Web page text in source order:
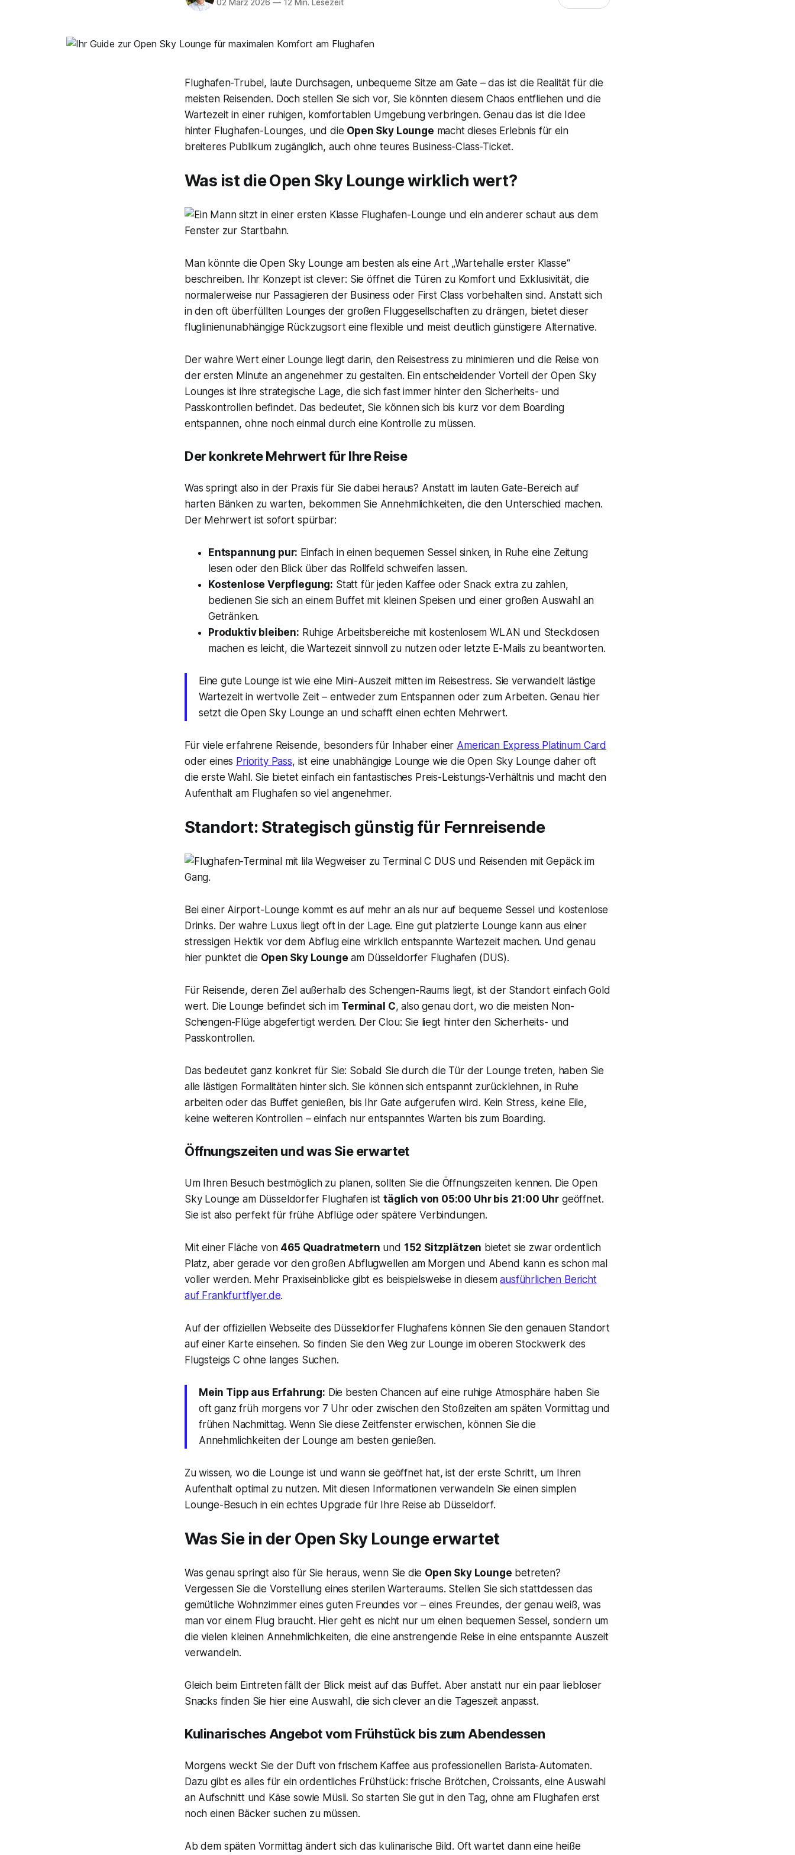
02 März 2026 —12 Min. Lesezeit
Flughafen-Trubel, laute Durchsagen, unbequeme Sitze am Gate – das ist die Realität für die
meisten Reisenden. Doch stellen Sie sich vor, Sie könnten diesem Chaos entfliehen und die
Wartezeit in einer ruhigen, komfortablen Umgebung verbringen. Genau das ist die Idee
hinter Flughafen-Lounges, und die Open Sky Lounge macht dieses Erlebnis für ein
breiteres Publikum zugänglich, auch ohne teures Business-Class-Ticket.
Was ist die Open Sky Lounge wirklich wert?
Man könnte die Open Sky Lounge am besten als eine Art „Wartehalle erster Klasse“
beschreiben. Ihr Konzept ist clever: Sie öffnet die Türen zu Komfort und Exklusivität, die
normalerweise nur Passagieren der Business oder First Class vorbehalten sind. Anstatt sich
in den oft überfüllten Lounges der großen Fluggesellschaften zu drängen, bietet dieser
fluglinienunabhängige Rückzugsort eine flexible und meist deutlich günstigere Alternative.
Der wahre Wert einer Lounge liegt darin, den Reisestress zu minimieren und die Reise von
der ersten Minute an angenehmer zu gestalten. Ein entscheidender Vorteil der Open Sky
Lounges ist ihre strategische Lage, die sich fast immer hinter den Sicherheits- und
Passkontrollen befindet. Das bedeutet, Sie können sich bis kurz vor dem Boarding
entspannen, ohne noch einmal durch eine Kontrolle zu müssen.
Der konkrete Mehrwert für Ihre Reise
Was springt also in der Praxis für Sie dabei heraus? Anstatt im lauten Gate-Bereich auf
harten Bänken zu warten, bekommen Sie Annehmlichkeiten, die den Unterschied machen.
Der Mehrwert ist sofort spürbar:
Entspannung pur: Einfach in einen bequemen Sessel sinken, in Ruhe eine Zeitung
lesen oder den Blick über das Rollfeld schweifen lassen.
Kostenlose Verpflegung: Statt für jeden Kaffee oder Snack extra zu zahlen,
bedienen Sie sich an einem Buffet mit kleinen Speisen und einer großen Auswahl an
Getränken.
Produktiv bleiben: Ruhige Arbeitsbereiche mit kostenlosem WLAN und Steckdosen
machen es leicht, die Wartezeit sinnvoll zu nutzen oder letzte E-Mails zu beantworten.
Eine gute Lounge ist wie eine Mini-Auszeit mitten im Reisestress. Sie verwandelt lästige
Wartezeit in wertvolle Zeit – entweder zum Entspannen oder zum Arbeiten. Genau hier
setzt die Open Sky Lounge an und schafft einen echten Mehrwert.
Für viele erfahrene Reisende, besonders für Inhaber einer American Express Platinum Card
oder eines Priority Pass, ist eine unabhängige Lounge wie die Open Sky Lounge daher oft
die erste Wahl. Sie bietet einfach ein fantastisches Preis-Leistungs-Verhältnis und macht den
Aufenthalt am Flughafen so viel angenehmer.
Standort: Strategisch günstig für Fernreisende
Bei einer Airport-Lounge kommt es auf mehr an als nur auf bequeme Sessel und kostenlose
Drinks. Der wahre Luxus liegt oft in der Lage. Eine gut platzierte Lounge kann aus einer
stressigen Hektik vor dem Abflug eine wirklich entspannte Wartezeit machen. Und genau
hier punktet die Open Sky Lounge am Düsseldorfer Flughafen (DUS).
Für Reisende, deren Ziel außerhalb des Schengen-Raums liegt, ist der Standort einfach Gold
wert. Die Lounge befindet sich im Terminal C, also genau dort, wo die meisten Non-
Schengen-Flüge abgefertigt werden. Der Clou: Sie liegt hinterden Sicherheits- und
Passkontrollen.
Das bedeutet ganz konkret für Sie: Sobald Sie durch die Tür der Lounge treten, haben Sie
alle lästigen Formalitäten hinter sich. Sie können sich entspannt zurücklehnen, in Ruhe
arbeiten oder das Buffet genießen, bis Ihr Gate aufgerufen wird. Kein Stress, keine Eile,
keine weiteren Kontrollen – einfach nur entspanntes Warten bis zum Boarding.
Öffnungszeiten und was Sie erwartet
Um Ihren Besuch bestmöglich zu planen, sollten Sie die Öffnungszeiten kennen. Die Open
Sky Lounge am Düsseldorfer Flughafen isttäglich von 05:00 Uhr bis 21:00 Uhr geöffnet.
Sie ist also perfekt für frühe Abflüge oder spätere Verbindungen.
Mit einer Fläche von 465 Quadratmetern und 152 Sitzplätzen bietet sie zwar ordentlich
Platz, aber gerade vor den großen Abflugwellen am Morgen und Abend kann es schon mal
voller werden. Mehr Praxiseinblicke gibt es beispielsweise in diesemausführlichen Bericht
auf Frankfurtflyer.de.
Auf der offiziellen Webseite des Düsseldorfer Flughafens können Sie den genauen Standort
auf einer Karte einsehen. So finden Sie den Weg zur Lounge im oberen Stockwerk des
Flugsteigs C ohne langes Suchen.
Mein Tipp aus Erfahrung: Die besten Chancen auf eine ruhige Atmosphäre haben Sie
oft ganz früh morgens vor 7 Uhr oder zwischen den Stoßzeiten am späten Vormittag und
frühen Nachmittag. Wenn Sie diese Zeitfenster erwischen, können Sie die
Annehmlichkeiten der Lounge am besten genießen.
Zu wissen, wo die Lounge ist und wann sie geöffnet hat, ist der erste Schritt, um Ihren
Aufenthalt optimal zu nutzen. Mit diesen Informationen verwandeln Sie einen simplen
Lounge-Besuch in ein echtes Upgrade für Ihre Reise ab Düsseldorf.
Was Sie in der Open Sky Lounge erwartet
Was genau springt also für Sie heraus, wenn Sie die Open Sky Lounge betreten?
Vergessen Sie die Vorstellung eines sterilen Warteraums. Stellen Sie sich stattdessen das
gemütliche Wohnzimmer eines guten Freundes vor – eines Freundes, der genau weiß, was
man vor einem Flug braucht. Hier geht es nicht nur um einen bequemen Sessel, sondern um
die vielen kleinen Annehmlichkeiten, die eine anstrengende Reise in eine entspannte Auszeit
verwandeln.
Gleich beim Eintreten fällt der Blick meist auf das Buffet. Aber anstatt nur ein paar liebloser
Snacks finden Sie hier eine Auswahl, die sich clever an die Tageszeit anpasst.
Kulinarisches Angebot vom Frühstück bis zum Abendessen
Morgens weckt Sie der Duft von frischem Kaffee aus professionellen Barista-Automaten.
Dazu gibt es alles für ein ordentliches Frühstück: frische Brötchen, Croissants, eine Auswahl
an Aufschnitt und Käse sowie Müsli. So starten Sie gut in den Tag, ohne am Flughafen erst
noch einen Bäcker suchen zu müssen.
Ab dem späten Vormittag ändert sich das kulinarische Bild. Oft wartet dann eine heiße